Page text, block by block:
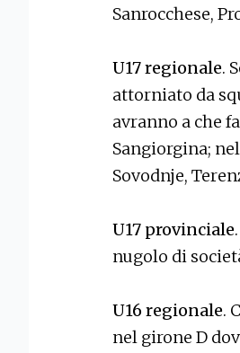
Sanrocchese,
U17 regionale.
attorniato da
avranno a che
Sangiorgina;
Sovodnje,
U17 provinciale
nugolo di
U16 regionale.
nel girone D